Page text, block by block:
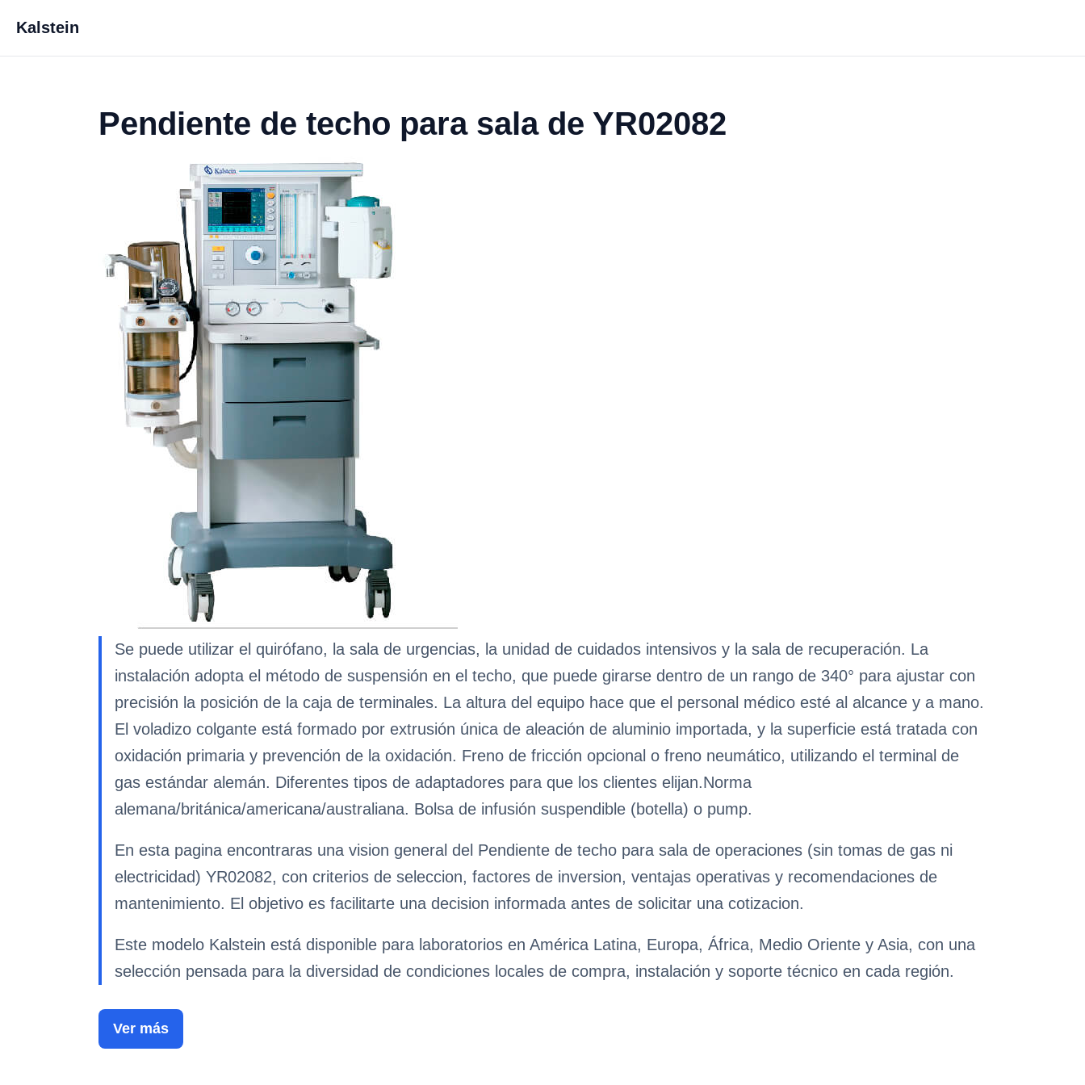
Kalstein
Pendiente de techo para sala de YR02082
Se puede utilizar el quirófano, la sala de urgencias, la unidad de cuidados intensivos y la sala de recuperación. La
instalación adopta el método de suspensión en el techo, que puede girarse dentro de un rango de 340° para ajustar con
precisión la posición de la caja de terminales. La altura del equipo hace que el personal médico esté al alcance y a mano.
El voladizo colgante está formado por extrusión única de aleación de aluminio importada, y la superficie está tratada con
oxidación primaria y prevención de la oxidación. Freno de fricción opcional o freno neumático, utilizando el terminal de
gas estándar alemán. Diferentes tipos de adaptadores para que los clientes elijan.Norma
alemana/británica/americana/australiana. Bolsa de infusión suspendible (botella) o pump.
En esta pagina encontraras una vision general del Pendiente de techo para sala de operaciones (sin tomas de gas ni
electricidad) YR02082, con criterios de seleccion, factores de inversion, ventajas operativas y recomendaciones de
mantenimiento. El objetivo es facilitarte una decision informada antes de solicitar una cotizacion.
Este modelo Kalstein está disponible para laboratorios en América Latina, Europa, África, Medio Oriente y Asia, con una
selección pensada para la diversidad de condiciones locales de compra, instalación y soporte técnico en cada región.
Ver más